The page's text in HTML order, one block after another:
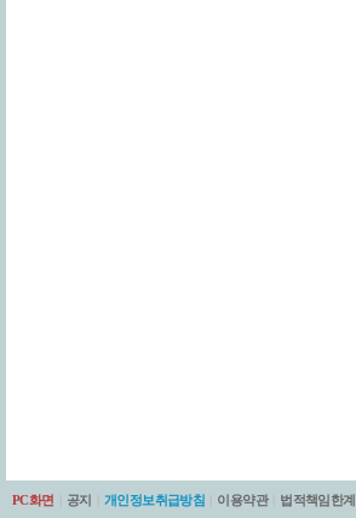
PC화면 공지 개인정보취급방침 이용약관 법적책임한계